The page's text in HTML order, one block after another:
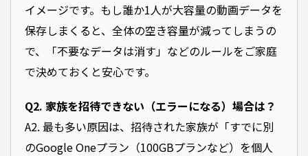
イメージです。もし誰か1人が大容量の動画データを
保存しまくると、全体の空き容量が減ってしまうの
で、「不要なデータは消す」などのルールをご家庭
で決めておくと安心です。
Q2. 家族を招待できない（エラーになる）場合は？
A2. 最も多い原因は、招待された家族が「すでに別
のGoogle Oneプラン（100GBプランなど）を個人